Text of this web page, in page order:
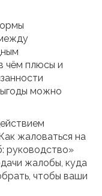
чём плюсы и
можно
жаловаться на
руководство»
жалобы, куда
чтобы ваши